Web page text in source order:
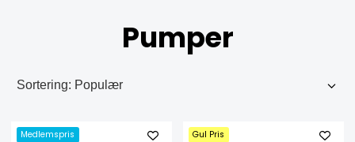
Pumper
Medlemspris Gul Pris